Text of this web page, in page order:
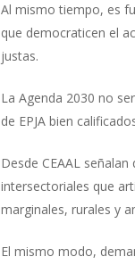
Al mismo tiempo, es
que democraticen el
justas.
La Agenda 2030 no
de EPJA bien
Desde CEAAL
intersectoriales que
marginales, rurales y
El mismo modo,